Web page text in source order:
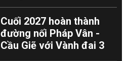
Cuối 2027 hoàn thành
đường nối Pháp Vân -
Cầu Giẽ với Vành đai 3